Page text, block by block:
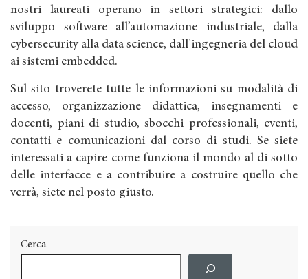
nostri laureati operano in settori strategici: dallo
sviluppo software all’automazione industriale, dalla
cybersecurity alla data science, dall’ingegneria del cloud
ai sistemi embedded.
Sul sito troverete tutte le informazioni su modalità di
accesso, organizzazione didattica, insegnamenti e
docenti, piani di studio, sbocchi professionali, eventi,
contatti e comunicazioni dal corso di studi. Se siete
interessati a capire come funziona il mondo al di sotto
delle interfacce e a contribuire a costruire quello che
verrà, siete nel posto giusto.
Cerca